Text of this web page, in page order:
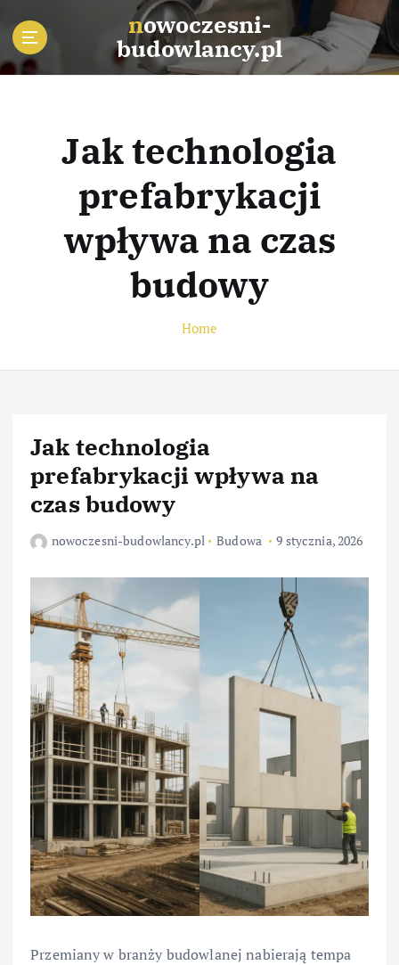
p
nowoczesni-
budowlancy.pl
Jak technologia
prefabrykacji
wpływa na czas
budowy
Home
Jak technologia
prefabrykacji wpływa na
czas budowy
nowoczesni-budowlancy.pl Budowa 9 stycznia, 2026
Przemiany w branży budowlanej nabierają tempa